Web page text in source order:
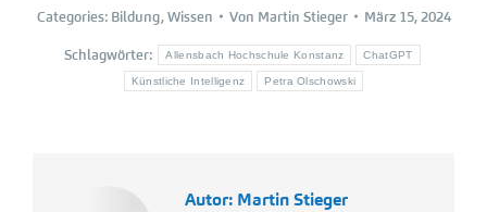
Categories: Bildung,Wissen Von Martin Stieger März 15, 2024
Schlagwörter: Allensbach Hochschule Konstanz ChatGPT
Künstliche Intelligenz Petra Olschowski
Autor: Martin Stieger